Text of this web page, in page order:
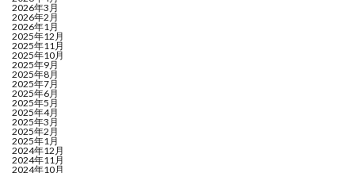
2026年3月
2026年2月
2026年1月
2025年12月
2025年11月
2025年10月
2025年9月
2025年8月
2025年7月
2025年6月
2025年5月
2025年4月
2025年3月
2025年2月
2025年1月
2024年12月
2024年11月
2024年10月